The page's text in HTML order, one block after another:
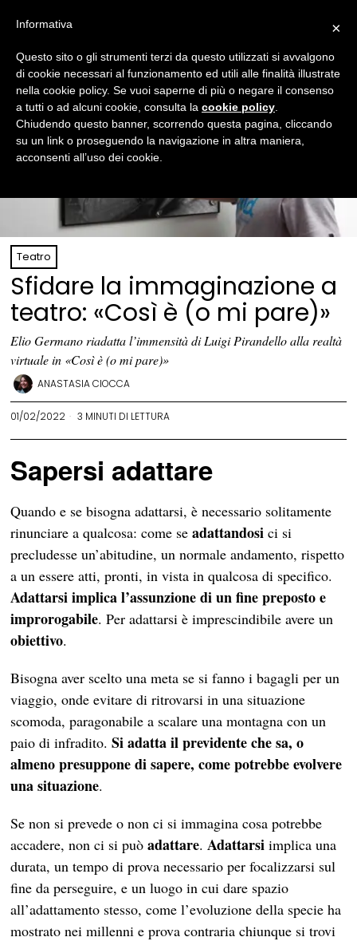
Teatro
Sfidare la immaginazione a
teatro: «Così è (o mi pare)»
Elio Germano riadatta l’immensità di Luigi Pirandello alla realtà
virtuale in «Così è (o mi pare)»
ANASTASIA CIOCCA
01/02/2022 3 MINUTI DI LETTURA
Sapersi adattare
Quando e se bisogna adattarsi, è necessario solitamente
rinunciare a qualcosa: come seadattandosi ci si
precludesse un’abitudine, un normale andamento, rispetto
a un essere atti, pronti, in vista in qualcosa di specifico.
Adattarsi implica l’assunzione di un fine preposto e
improrogabile. Per adattarsi è imprescindibile avere un
obiettivo.
Bisogna aver scelto una meta se si fanno i bagagli per un
viaggio, onde evitare di ritrovarsi in una situazione
scomoda, paragonabile a scalare una montagna con un
paio di infradito.Si adatta il previdente che sa, o
almeno presuppone di sapere, come potrebbe evolvere
una situazione.
Se non si prevede o non ci si immagina cosa potrebbe
accadere, non ci si puòadattare.Adattarsi implica una
durata, un tempo di prova necessario per focalizzarsi sul
fine da perseguire, e un luogo in cui dare spazio
all’adattamento stesso, come l’evoluzione della specie ha
mostrato nei millenni e prova contraria chiunque si trovi
×
Informativa
Questo sito o gli strumenti terzi da questo utilizzati si avvalgono
di cookie necessari al funzionamento ed utili alle finalità illustrate
nella cookie policy. Se vuoi saperne di più o negare il consenso
a tutti o ad alcuni cookie, consulta la cookie policy
Chiudendo questo banner, scorrendo questa pagina, cliccando
su un link o proseguendo la navigazione in altra maniera,
acconsenti all’uso dei cookie.